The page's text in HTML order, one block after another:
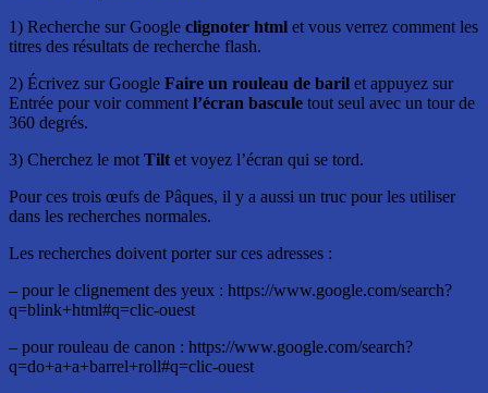
1) Recherche sur Google clignoter html et vous verrez comment les
titres des résultats de recherche flash.
2) Écrivez sur Google Faire un rouleau de baril et appuyez sur
Entrée pour voir comment l’écran bascule tout seul avec un tour de
360 degrés.
3) Cherchez le mot Tilt et voyez l’écran qui se tord.
Pour ces trois œufs de Pâques, il y a aussi un truc pour les utiliser
dans les recherches normales.
Les recherches doivent porter sur ces adresses :
– pour le clignement des yeux : https://www.google.com/search?
q=blink+html#q=clic-ouest
– pour rouleau de canon : https://www.google.com/search?
q=do+a+a+barrel+roll#q=clic-ouest